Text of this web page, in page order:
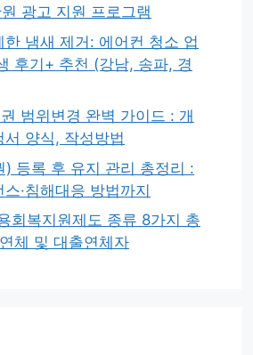
광고 지원 프로그램
한 냄새 제거: 에어컨 청소 업
후기+ 추천 (강남, 송파, 경
범위변경 완벽 가이드 : 개
서 양식, 작성방법
) 등록 후 유지 관리 총정리 :
스·침해대응 방법까지
회복지원제도 종류 8가지 총
체 및 대출연체자